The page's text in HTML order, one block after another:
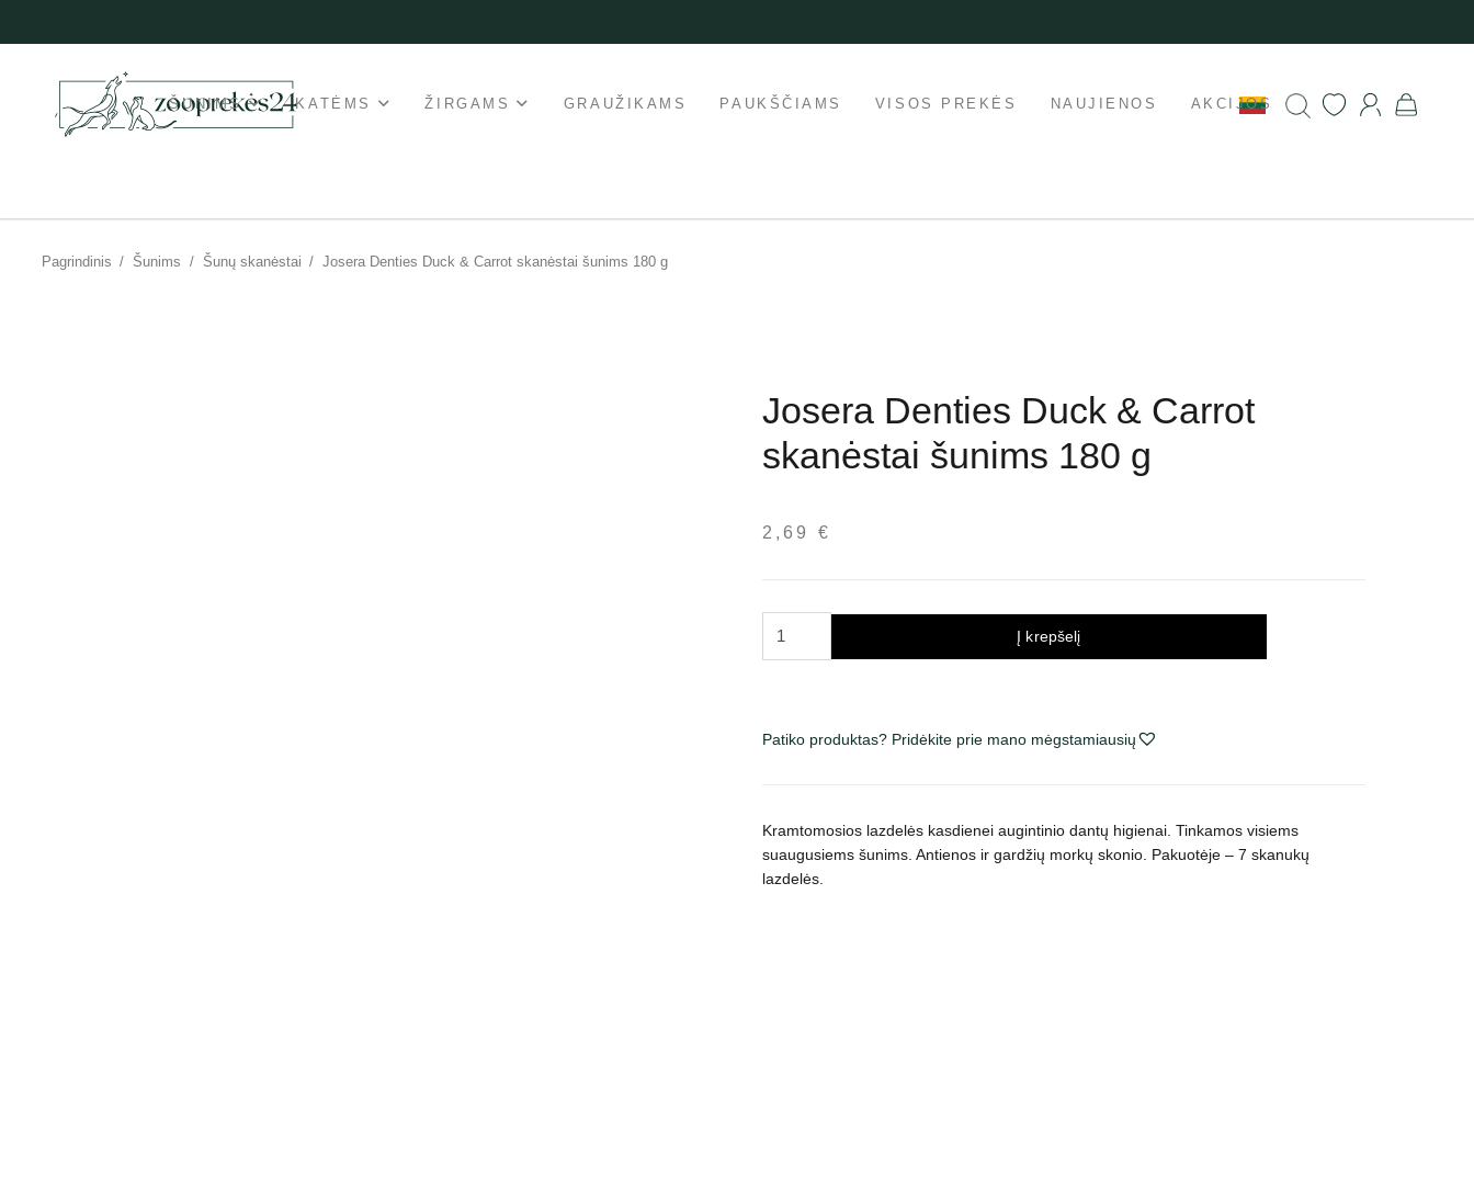
ŠUNIMS KATĖMS ŽIRGAMS GRAUŽIKAMS PAUKŠČIAMS VISOS PREKĖS NAUJIENOS AKCIJOS
Pagrindinis / Šunims / Šunų skanėstai / Josera Denties Duck & Carrot skanėstai šunims 180 g
Josera Denties Duck & Carrot
skanėstai šunims 180 g
2,69 €
Duck
šunims
180
g
Į krepšelį
Patiko produktas? Pridėkite prie mano mėgstamiausių
Kramtomosios lazdelės kasdienei augintinio dantų higienai. Tinkamos visiems
suaugusiems šunims. Antienos ir gardžių morkų skonio. Pakuotėje – 7 skanukų
lazdelės.